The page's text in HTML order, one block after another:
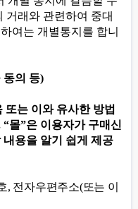
거래와 관련하여 중대
여는 개별통지를 합니
동의 등)
또는 이와 유사한 방법
“몰”은 이용자가 구매신
용을 알기 쉽게 제공
, 전자우편주소(또는 이